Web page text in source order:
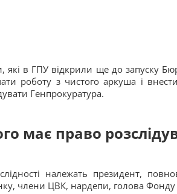
які в ГПУ відкрили ще до запуску
роботу з чистого аркуша і
Генпрокуратура.
має право
належать президент,
члени ЦВК, нардепи, голова Фонду